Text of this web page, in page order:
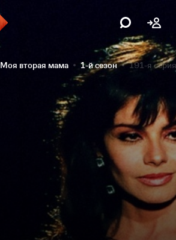
Моя вторая мама 1-й сезон 191-я серия